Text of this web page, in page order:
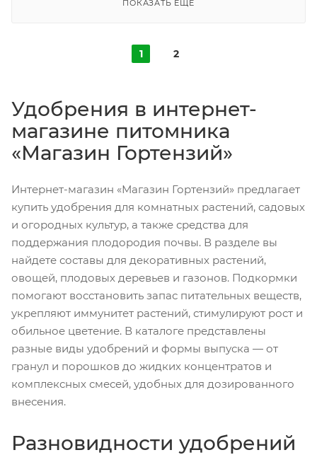
ПОКАЗАТЬ ЕЩЕ
1 2
Удобрения в интернет-
магазине питомника
«Магазин Гортензий»
Интернет-магазин «Магазин Гортензий» предлагает
купить удобрения для комнатных растений, садовых
и огородных культур, а также средства для
поддержания плодородия почвы. В разделе вы
найдете составы для декоративных растений,
овощей, плодовых деревьев и газонов. Подкормки
помогают восстановить запас питательных веществ,
укрепляют иммунитет растений, стимулируют рост и
обильное цветение. В каталоге представлены
разные виды удобрений и формы выпуска — от
гранул и порошков до жидких концентратов и
комплексных смесей, удобных для дозированного
внесения.
Разновидности удобрений